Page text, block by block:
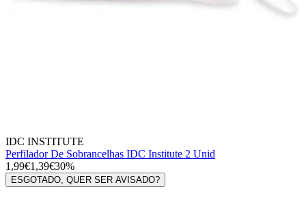
IDC INSTITUTE
Perfilador De Sobrancelhas IDC Institute 2 Unid
1,99€1,39€30%
ESGOTADO, QUER SER AVISADO?